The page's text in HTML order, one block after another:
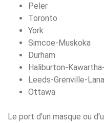
Peler
Toronto
York
Simcoe-Muskoka
Durham
Haliburton-
Leeds-Grenville-
Ottawa
Le port d'un masque ou